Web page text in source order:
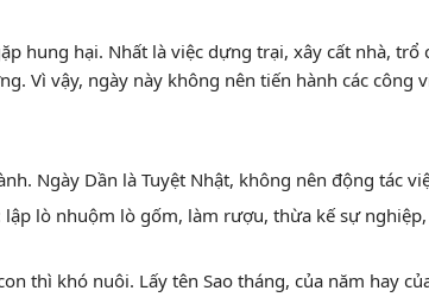
hung hại. Nhất là việc dựng trại, xây cất nhà,
Vì vậy, ngày này không nên tiến hành các công
Ngày Dần là Tuyệt Nhật, không nên động tác
lập lò nhuộm lò gốm, làm rượu, thừa kế sự
thì khó nuôi. Lấy tên Sao tháng, của năm hay